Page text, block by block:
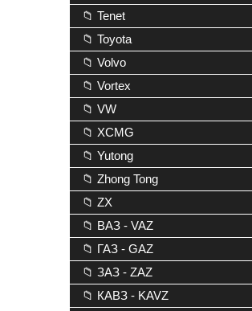
📁 Tenet
📁 Toyota
📁 Volvo
📁 Vortex
📁 VW
📁 XCMG
📁 Yutong
📁 Zhong Tong
📁 ZX
📁 ВАЗ - VAZ
📁 ГАЗ - GAZ
📁 ЗАЗ - ZAZ
📁 КАВЗ - KAVZ